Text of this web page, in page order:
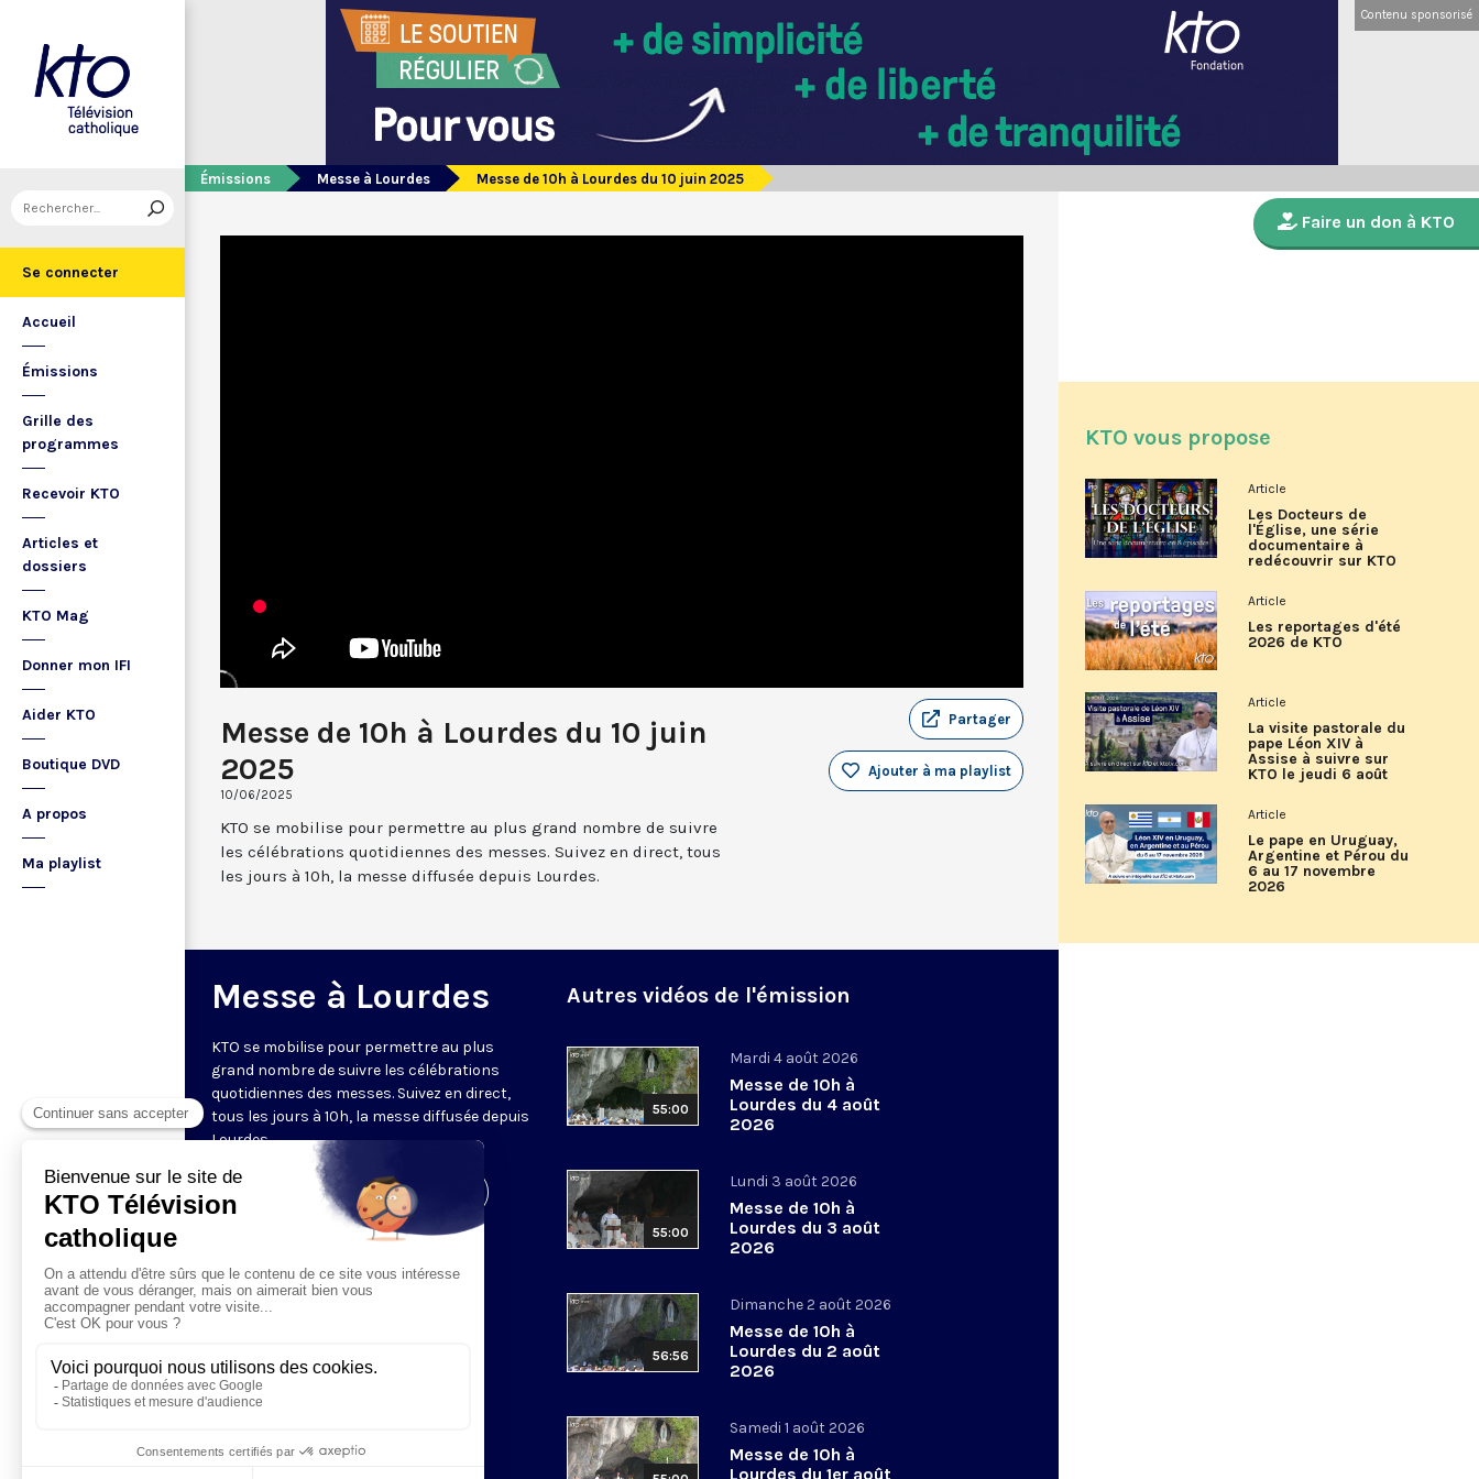
Se connecter
Accueil
Émissions
Grille des
programmes
Recevoir KTO
Articles et
dossiers
KTO Mag
Donner mon IFI
Aider KTO
Boutique DVD
A propos
Ma playlist
Contenu sponsorisé
Émissions Messe à Lourdes Messe de 10h à Lourdes du 10 juin 2025
Messe de 10h à Lourdes du 10 juin
2025
10/06/2025
Partager
Ajouter à ma playlist
KTO se mobilise pour permettre au plus grand nombre de suivre
les célébrations quotidiennes des messes. Suivez en direct, tous
les jours à 10h, la messe diffusée depuis Lourdes.
Messe à Lourdes
KTO se mobilise pour permettre au plus
grand nombre de suivre les célébrations
quotidiennes des messes. Suivez en direct,
tous les jours à 10h, la messe diffusée depuis
Lourdes.
Visiter la page de l'émission
Autres vidéos de l'émission
55:00
Mardi 4 août 2026
Messe de 10h à
Lourdes du 4 août
2026
55:00
Lundi 3 août 2026
Messe de 10h à
Lourdes du 3 août
2026
56:56
Dimanche 2 août 2026
Messe de 10h à
Lourdes du 2 août
2026
Samedi 1 août 2026
Messe de 10h à
Lourdes du 1er août
Faire un don à KTO
KTO vous propose
Article
Les Docteurs de
l'Église, une série
documentaire à
redécouvrir sur KTO
Article
Les reportages d'été
2026 de KTO
Article
La visite pastorale du
pape Léon XIV à
Assise à suivre sur
KTO le jeudi 6 août
Article
Le pape en Uruguay,
Argentine et Pérou du
6 au 17 novembre
2026